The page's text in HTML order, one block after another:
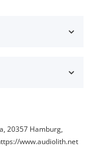
20357 Hamburg,
www.audiolith.net